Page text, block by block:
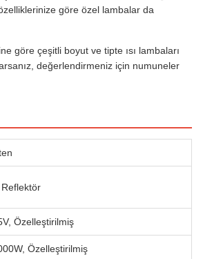
göre özel lambalar da
göre çeşitli boyut ve tipte ısı lambaları
değerlendirmeniz için numuneler
Özelleştirilmiş
Özelleştirilmiş